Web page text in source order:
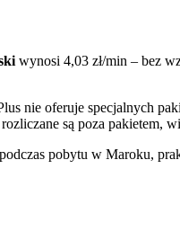
wynosi 4,03 zł/min – bez
nie oferuje specjalnych
są poza pakietem,
pobytu w Maroku,